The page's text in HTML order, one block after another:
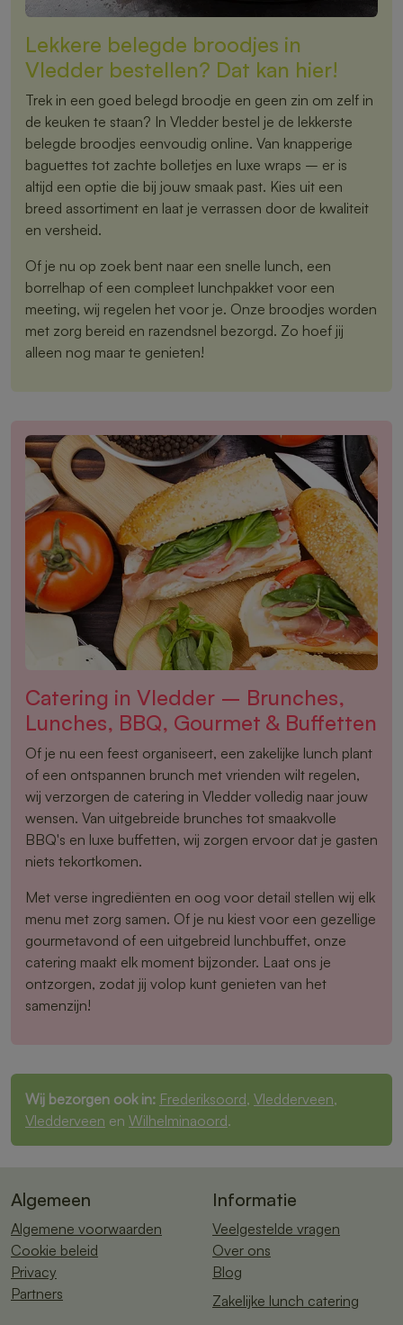
Lekkere belegde broodjes in
Vledder bestellen? Dat kan hier!
Trek in een goed belegd broodje en geen zin om zelf in
de keuken te staan? In Vledder bestel je de lekkerste
belegde broodjes eenvoudig online. Van knapperige
baguettes tot zachte bolletjes en luxe wraps – er is
altijd een optie die bij jouw smaak past. Kies uit een
breed assortiment en laat je verrassen door de kwaliteit
en versheid.
Of je nu op zoek bent naar een snelle lunch, een
borrelhap of een compleet lunchpakket voor een
meeting, wij regelen het voor je. Onze broodjes worden
met zorg bereid en razendsnel bezorgd. Zo hoef jij
alleen nog maar te genieten!
Catering in Vledder – Brunches,
Lunches, BBQ, Gourmet & Buffetten
Of je nu een feest organiseert, een zakelijke lunch plant
of een ontspannen brunch met vrienden wilt regelen,
wij verzorgen de catering in Vledder volledig naar jouw
wensen. Van uitgebreide brunches tot smaakvolle
BBQ's en luxe buffetten, wij zorgen ervoor dat je gasten
niets tekortkomen.
Met verse ingrediënten en oog voor detail stellen wij elk
menu met zorg samen. Of je nu kiest voor een gezellige
gourmetavond of een uitgebreid lunchbuffet, onze
catering maakt elk moment bijzonder. Laat ons je
ontzorgen, zodat jij volop kunt genieten van het
samenzijn!
Wij bezorgen ook in: Frederiksoord, Vledderveen,
Vledderveen en Wilhelminaoord.
Algemeen
Algemene voorwaarden
Cookie beleid
Privacy
Partners
Informatie
Veelgestelde vragen
Over ons
Blog
Zakelijke lunch catering